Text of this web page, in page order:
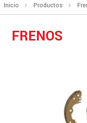
Inicio Productos
FRENOS